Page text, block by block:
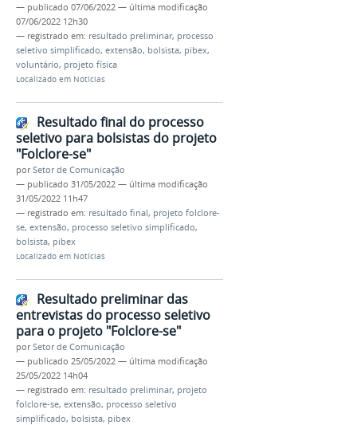
— publicado 07/06/2022 — última modificação
07/06/2022 12h30
— registrado em: resultado preliminar, processo
seletivo simplificado, extensão, bolsista, pibex,
voluntário, projeto física
Localizado em Notícias
Resultado final do processo
seletivo para bolsistas do projeto
"Folclore-se"
porSetor de Comunicação
— publicado 31/05/2022 — última modificação
31/05/2022 11h47
— registrado em: resultado final, projeto folclore-
se, extensão, processo seletivo simplificado,
bolsista, pibex
Localizado em Notícias
Resultado preliminar das
entrevistas do processo seletivo
para o projeto "Folclore-se"
porSetor de Comunicação
— publicado 25/05/2022 — última modificação
25/05/2022 14h04
— registrado em: resultado preliminar, projeto
folclore-se, extensão, processo seletivo
simplificado, bolsista, pibex